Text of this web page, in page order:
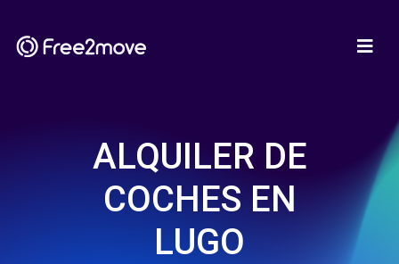
ALQUILER DE
COCHES EN
LUGO